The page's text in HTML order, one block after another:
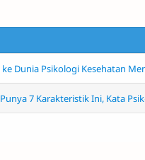
Dunia Psikologi Kesehatan
7 Karakteristik Ini, Kata